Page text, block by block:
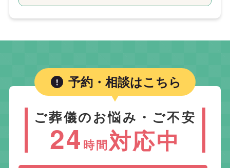
予約・相談はこちら
ご葬儀のお悩み・ご不安
24 時間対応中